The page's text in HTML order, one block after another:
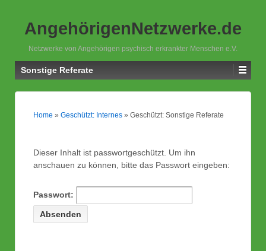
AngehörigenNetzwerke.de
Netzwerke von Angehörigen psychisch erkrankter Menschen e.V.
Sonstige Referate
Home » Geschützt: Internes » Geschützt: Sonstige Referate
Dieser Inhalt ist passwortgeschützt. Um ihn
anschauen zu können, bitte das Passwort eingeben:
Passwort: